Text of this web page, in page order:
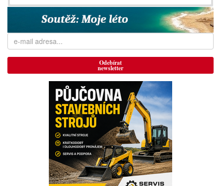
Odebírat
newsletter